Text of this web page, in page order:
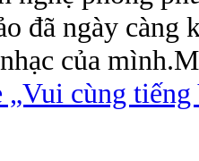
đã ngày càng
của
cùng